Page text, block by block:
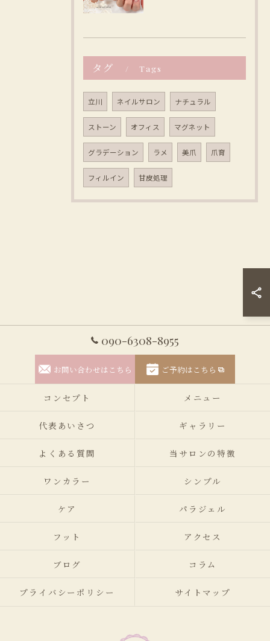
タグ Tags
立川 ネイルサロン ナチュラル
ストーン オフィス マグネット
グラデーション ラメ 美爪 爪育
フィルイン 甘皮処理
090-6308-8955
お問い合わせはこちら ご予約はこちら
コンセプト メニュー
代表あいさつ ギャラリー
よくある質問 当サロンの特徴
ワンカラー シンプル
ケア パラジェル
フット アクセス
ブログ コラム
プライバシーポリシー サイトマップ